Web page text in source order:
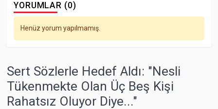
YORUMLAR (0)
Henüz yorum yapılmamış.
Sert Sözlerle Hedef Aldı: "Nesli
Tükenmekte Olan Üç Beş Kişi
Rahatsız Oluyor Diye..."